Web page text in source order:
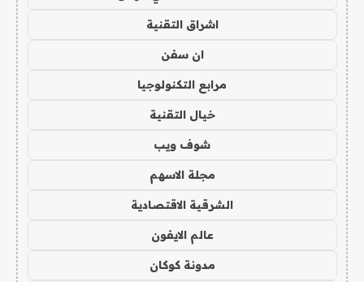
اشراق التقنية
ان سفن
مرابع التكنولوجيا
خيال التقنية
شوف ويب
مجلة الاسهم
الشرقية الاقتصادية
عالم الايفون
مدونة كوكان